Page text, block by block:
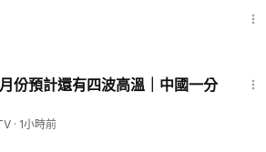
份預計還有四波高溫｜中國一分
· 1小時前